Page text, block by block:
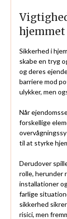
hjemmet
Sikkerhed i
skabe en tryg
og deres
barriere mod
ulykker, men
Når
forskellige
til at styrke
Derudover
rolle, herunder
installationer
farlige
sikkerhed
risici, men